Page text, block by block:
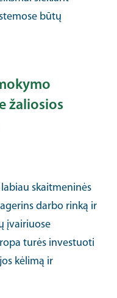
būtų
žaliosios
skaitmeninės
darbo rinką ir
įvairiuose
turės investuoti
kėlimą ir